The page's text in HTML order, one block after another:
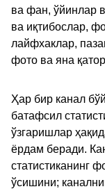
ва фан, ўйинлар
ва иқтибослар,
лайфхаклар,
фото ва яна
Ҳар бир канал
батафсил
ўзгаришлар
ёрдам беради.
статистиканинг
ўсишини;